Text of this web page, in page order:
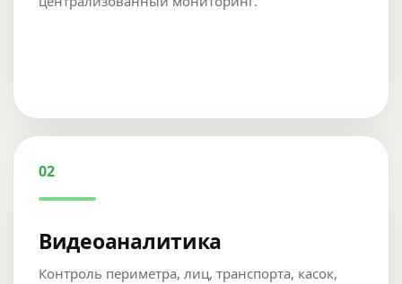
02
Видеоаналитика
Контроль периметра, лиц, транспорта, касок,